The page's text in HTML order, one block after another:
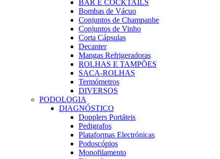
BAR E COCKTAILS
Bombas de Vácuo
Conjuntos de Champanhe
Conjuntos de Vinho
Corta Cápsulas
Decanter
Mangas Refrigeradoras
ROLHAS E TAMPÕES
SACA-ROLHAS
Termómetros
DIVERSOS
PODOLOGIA
DIAGNÓSTICO
Dopplers Portáteis
Pedigrafos
Plataformas Electrónicas
Podoscópios
Monofilamento